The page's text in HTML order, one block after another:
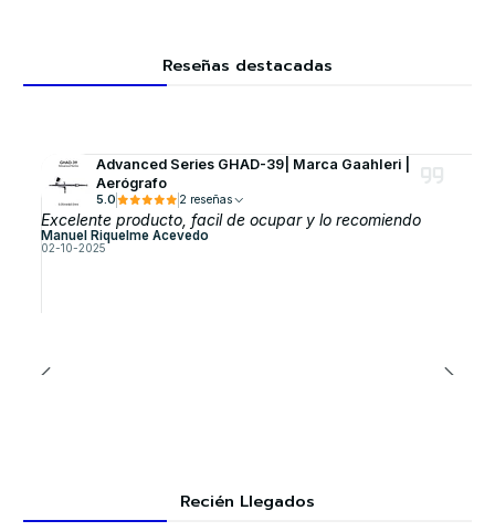
Reseñas destacadas
Advanced Series GHAD-39| Marca GaahIeri |
Aerógrafo
5.0 2 reseñas
Excelente producto, facil de ocupar y lo recomiendo
Manuel Riquelme Acevedo
02-10-2025
Recién Llegados